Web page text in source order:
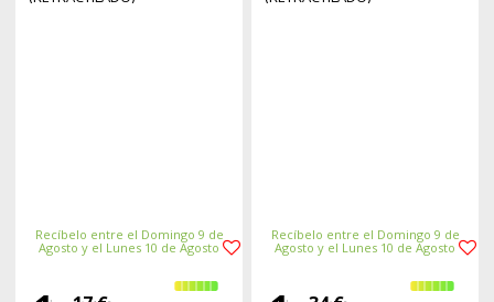
Recíbelo entre el Domingo 9 de
Agosto y el Lunes 10 de Agosto
Recíbelo entre el Domingo 9 de
Agosto y el Lunes 10 de Agosto